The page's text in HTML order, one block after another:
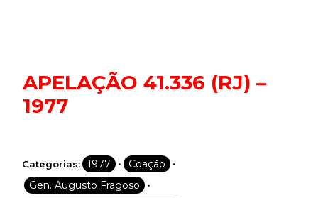
APELAÇÃO 41.336 (RJ) –
1977
Categorias: 1977 • Coação •
Gen. Augusto Fragoso •